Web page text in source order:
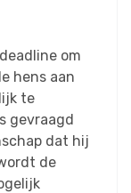
om
hens aan
te
gevraagd
dat hij
de